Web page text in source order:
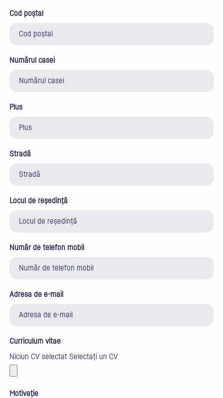
Cod poștal
Numărul casei
Plus
Stradă
Locul de reședință
Număr de telefon mobil
Adresa de e-mail
Curriculum vitae
Niciun CV selectat Selectați un CV
Motivație